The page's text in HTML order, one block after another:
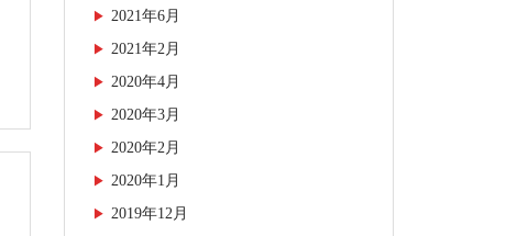
2021年6月
2021年2月
2020年4月
2020年3月
2020年2月
2020年1月
2019年12月